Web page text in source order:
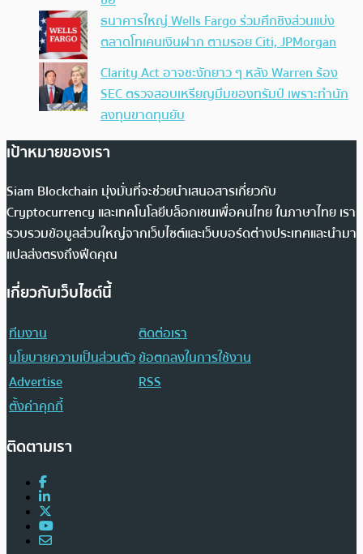
ธนาคารใหญ่ Wells Fargo ร่วมศึกชิงส่วนแบ่ง
ตลาดโทเคนเงินฝาก ตามรอย Citi, JPMorgan
Clarity Act อาจชะงักยาว ๆ หลัง Warren ร้อง
SEC ตรวจสอบเหรียญมีมของทรัมป์ เพราะทำนัก
ลงทุนขาดทุนยับ
เป้าหมายของเรา
Siam Blockchain มุ่งมั่นที่จะช่วยนำเสนอสารเกี่ยวกับ
Cryptocurrency และเทคโนโลยีบล็อกเชนเพื่อคนไทย ในภาษาไทย เรา
รวบรวมข้อมูลส่วนใหญ่จากเว็บไซต์และเว็บบอร์ดต่างประเทศและนำมา
แปลส่งตรงถึงฟีดคุณ
เกี่ยวกับเว็บไซต์นี้
ทีมงาน
ติดต่อเรา
นโยบายความเป็นส่วนตัวข้อตกลงในการใช้งาน
Advertise
RSS
ตั้งค่าคุกกี้
ติดตามเรา